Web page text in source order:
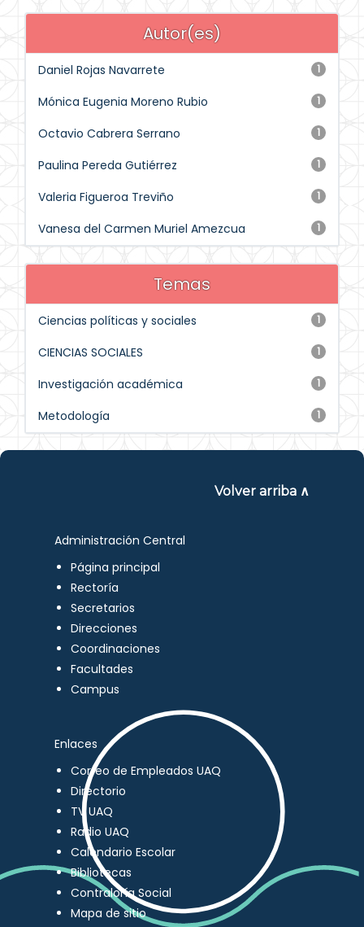
Autor(es)
1
Daniel Rojas Navarrete
1
Mónica Eugenia Moreno Rubio
1
Octavio Cabrera Serrano
1
Paulina Pereda Gutiérrez
1
Valeria Figueroa Treviño
1
Vanesa del Carmen Muriel Amezcua
Temas
1
Ciencias políticas y sociales
1
CIENCIAS SOCIALES
1
Investigación académica
1
Metodología
Volver arriba ∧
Administración Central
Página principal
Rectoría
Secretarios
Direcciones
Coordinaciones
Facultades
Campus
Enlaces
Correo de Empleados UAQ
Directorio
TV UAQ
Radio UAQ
Calendario Escolar
Bibliotecas
Contraloría Social
Mapa de sitio